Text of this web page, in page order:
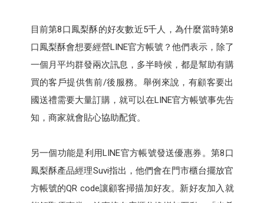
目前第8口鳳梨酥的好友數近5千人，為什麼當時第8
口鳳梨酥會想要經營LINE官方帳號？他們表示，除了
一個月平均群發兩次訊息，多半時候，都是幫助有購
買的客戶提供售前/後服務。舉例來說，有顧客要出
國送禮需要大量訂購，就可以在LINE官方帳號事先告
知，商家就會貼心協助配貨。
另一個功能是利用LINE官方帳號發送優惠券。第8口
鳳梨酥產品經理Suvi指出，他們會在門市櫃台擺放官
方帳號的QR code讓顧客掃描加好友。新好友加入就